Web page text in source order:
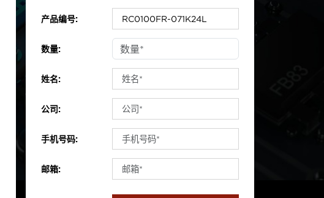
产品编号:
数量:
姓名:
公司:
手机号码:
邮箱: